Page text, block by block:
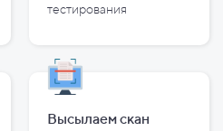
тестирования
Высылаем скан